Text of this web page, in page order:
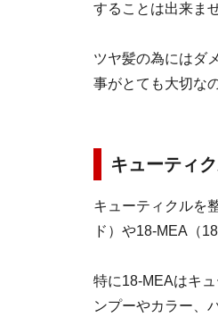
することは出来ま
ツヤ髪の為にはダ
事がとても大切な
キューティ
キューティクルを
ド）や18-MEA（
特に18-MEAはキ
ンプーやカラー、